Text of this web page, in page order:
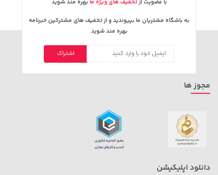
23,980,000 تومان خرید
با عضویت ازتخفیف های ویژه ما بهره مند شوید
به باشگاه مشتریان ما بپیوندید و از تخفیف های مشترکین خبرنامه
بهره مند شوید
اشتراک
مجوز ها
دانلود اپلیکیشن